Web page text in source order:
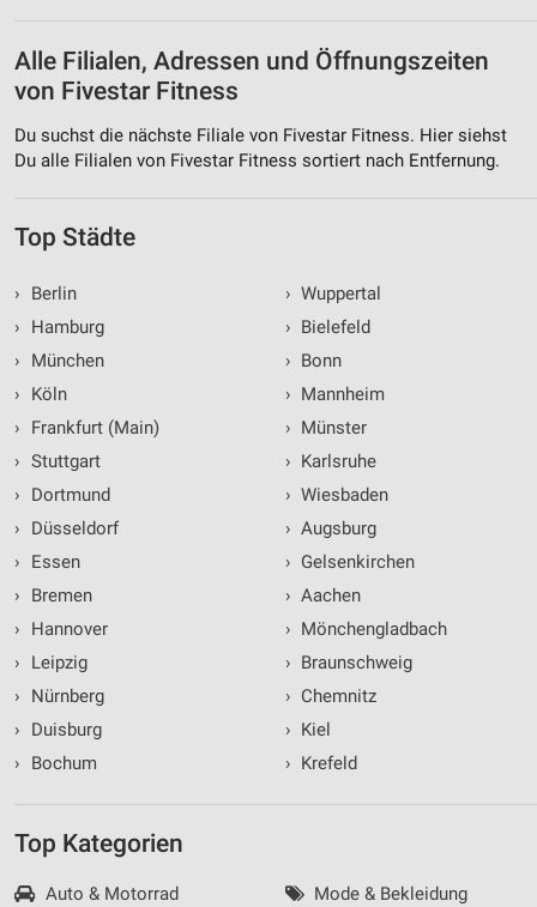
Alle Filialen, Adressen und Öffnungszeiten
von Fivestar Fitness
Du suchst die nächste Filiale von Fivestar Fitness. Hier siehst
Du alle Filialen von Fivestar Fitness sortiert nach Entfernung.
Top Städte
›
Berlin
›
Hamburg
›
München
›
Köln
›
Frankfurt (Main)
› Stuttgart
›
Dortmund
›
Düsseldorf
›
Essen
›
Bremen
›
Hannover
›
Leipzig
›
Nürnberg
›
Duisburg
›
Bochum
› Wuppertal
› Bielefeld
› Bonn
› Mannheim
› Münster
› Karlsruhe
› Wiesbaden
› Augsburg
› Gelsenkirchen
› Aachen
› Mönchengladbach
› Braunschweig
› Chemnitz
› Kiel
› Krefeld
Top Kategorien
Auto & Motorrad
Mode & Bekleidung